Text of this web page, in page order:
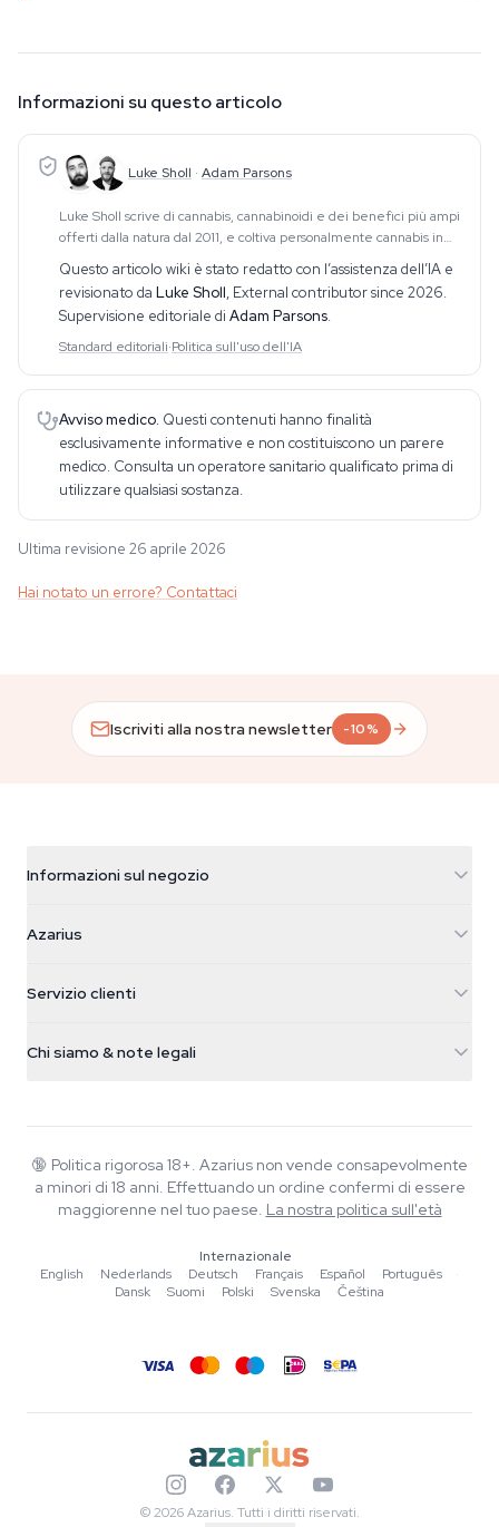
Informazioni su questo articolo
Luke Sholl · Adam Parsons
Luke Sholl scrive di cannabis, cannabinoidi e dei benefici più ampi
offerti dalla natura dal 2011, e coltiva personalmente cannabis in
diretta di coltivazione
Questo articolo wiki è stato redatto con l’assistenza dell’IA e
revisionato da Luke Sholl, External contributor since 2026.
Supervisione editoriale di Adam Parsons.
Standard editoriali·Politica sull'uso dell'IA
Avviso medico. Questi contenuti hanno finalità
esclusivamente informative e non costituiscono un parere
medico. Consulta un operatore sanitario qualificato prima di
utilizzare qualsiasi sostanza.
Ultima revisione 26 aprile 2026
Hai notato un errore? Contattaci
Iscriviti alla nostra newsletter -10%
Informazioni sul negozio
Galvaniweg 11
Nederland
+31(0)204897914
Azarius
Smokeshop
Servizio clienti
FAQ
Informativa sulla privacy
Chi siamo & note legali
Wiki
Blog
Scrittori
Strumenti e Calcolatori
🔞 Politica rigorosa 18+. Azarius non vende consapevolmente
a minori di 18 anni. Effettuando un ordine confermi di essere
maggiorenne nel tuo paese. La nostra politica sull'età
Internazionale
English
·Nederlands ·Deutsch ·Français ·Español ·Português
·
Dansk
·Suomi ·Polski ·Svenska ·Čeština
© 2026 Azarius. Tutti i diritti riservati.